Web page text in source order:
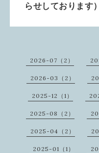
らせしております）
2026-07（2）
2026-03（2）
2025-12（1）
2025-08（2）
2025-04（2）
2025-01（1）